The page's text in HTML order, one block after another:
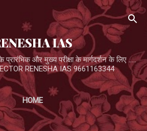
Skip to main content
IAS
और मुख्य परीक्षा के मार्गदर्शन के लिए .....
RENESHA IAS 9661163344
HOME